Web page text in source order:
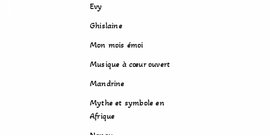
Evy
Ghislaine
Mon mois émoi
Musique à cœur ouvert
Mandrine
Mythe et symbole en
Afrique